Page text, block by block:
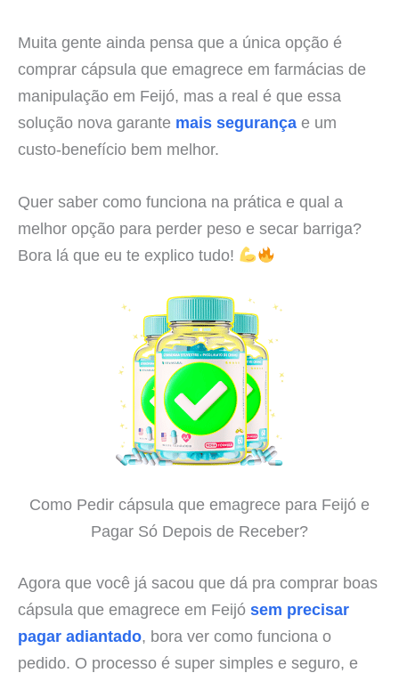
Muita gente ainda pensa que a única opção é
comprar cápsula que emagrece em farmácias de
manipulação em Feijó, mas a real é que essa
solução nova garante mais segurança e um
custo-benefício bem melhor.
Quer saber como funciona na prática e qual a
melhor opção para perder peso e secar barriga?
Bora lá que eu te explico tudo!
Como Pedir cápsula que emagrece para Feijó e
Pagar Só Depois de Receber?
Agora que você já sacou que dá pra comprar boas
cápsula que emagrece em Feijó sem precisar
pagar adiantado, bora ver como funciona o
pedido. O processo é super simples e seguro, e